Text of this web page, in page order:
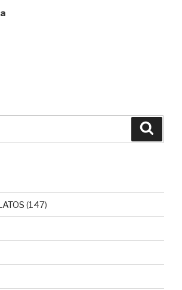
(147)